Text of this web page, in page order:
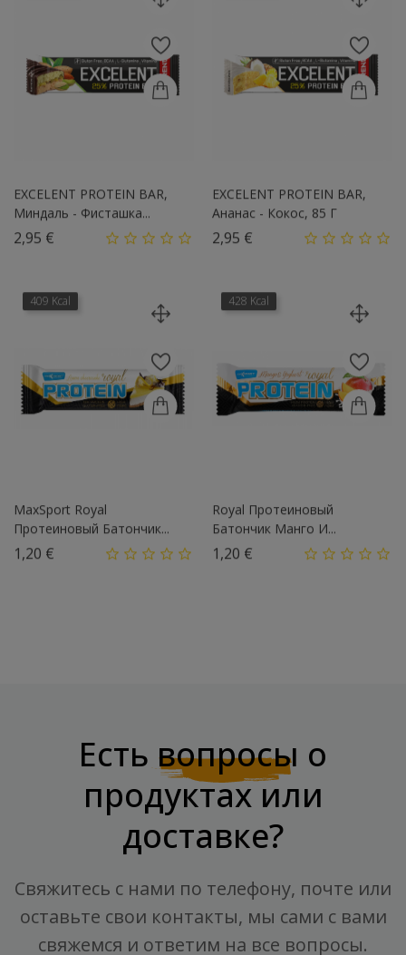
EXCELENT PROTEIN BAR,
Миндаль - Фисташка...
2,95 €
EXCELENT PROTEIN BAR,
Ананас - Кокос, 85 Г
2,95 €
409 Kcal
MaxSport Royal
Протеиновый Батончик...
1,20 €
428 Kcal
Royal Протеиновый
Батончик Манго И...
1,20 €
Есть вопросы о
продуктах или
доставке?
Свяжитесь с нами по телефону, почте или
оставьте свои контакты, мы сами с вами
свяжемся и ответим на все вопросы.